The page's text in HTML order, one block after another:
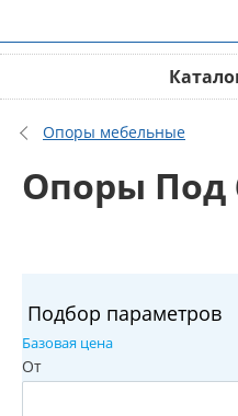
Опоры мебельные
Опоры Под
Подбор параметров
Базовая цена
От